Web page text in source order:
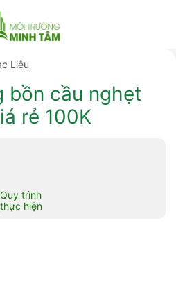
Liêu
bồn cầu nghẹt
rẻ 100K
Quy trình
thực hiện